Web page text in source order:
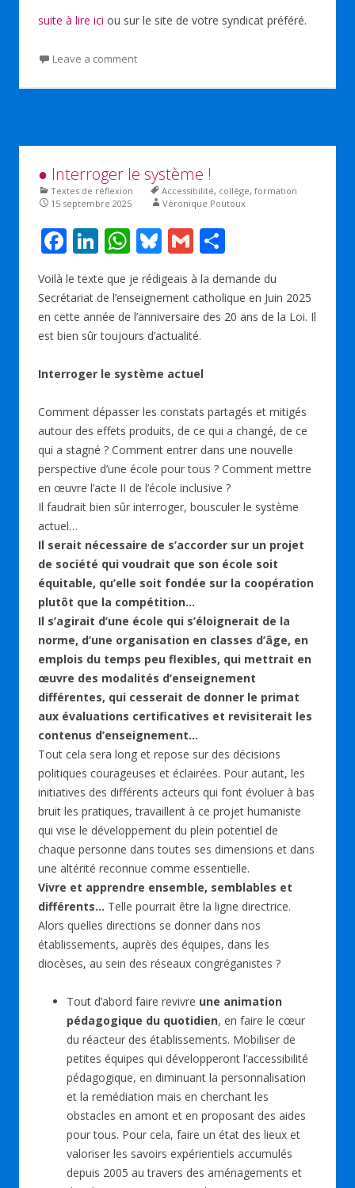
suite à lire ici ou sur le site de votre syndicat préféré.
Leave a comment
● Interroger le système !
Textes de réflexion Accessibilité, collège, formation
15 septembre 2025
Véronique Poutoux
F
ac
e
b
o
o
Li
k
e
dI
n
W
h
at
s
A
p
Bl
e
sk
y
G
m
ai
l
ta
g
Voilà le texte que je rédigeais à la demande du
Secrétariat de l’enseignement catholique en Juin 2025
en cette année de l’anniversaire des 20 ans de la Loi. Il
est bien sûr toujours d’actualité.
Interroger le système actuel
Comment dépasser les constats partagés et mitigés
autour des effets produits, de ce qui a changé, de ce
qui a stagné ? Comment entrer dans une nouvelle
perspective d’une école pour tous ? Comment mettre
en œuvre l’acte II de l’école inclusive ?
Il faudrait bien sûr interroger, bousculer le système
actuel…
Il serait nécessaire de s’accorder sur un projet
de société qui voudrait que son école soit
équitable, qu’elle soit fondée sur la coopération
plutôt que la compétition…
Il s’agirait d’une école qui s’éloignerait de la
norme, d’une organisation en classes d’âge, en
emplois du temps peu flexibles, qui mettrait en
œuvre des modalités d’enseignement
différentes, qui cesserait de donner le primat
aux évaluations certificatives et revisiterait les
contenus d’enseignement…
Tout cela sera long et repose sur des décisions
politiques courageuses et éclairées. Pour autant, les
initiatives des différents acteurs qui font évoluer à bas
bruit les pratiques, travaillent à ce projet humaniste
qui vise le développement du plein potentiel de
chaque personne dans toutes ses dimensions et dans
une altérité reconnue comme essentielle.
Vivre et apprendre ensemble, semblables et
différents… Telle pourrait être la ligne directrice.
Alors quelles directions se donner dans nos
établissements, auprès des équipes, dans les
diocèses, au sein des réseaux congréganistes ?
Tout d’abord faire revivre une animation
pédagogique du quotidien, en faire le cœur
du réacteur des établissements. Mobiliser de
petites équipes qui développeront l’accessibilité
pédagogique, en diminuant la personnalisation
et la remédiation mais en cherchant les
obstacles en amont et en proposant des aides
pour tous. Pour cela, faire un état des lieux et
valoriser les savoirs expérientiels accumulés
depuis 2005 au travers des aménagements et